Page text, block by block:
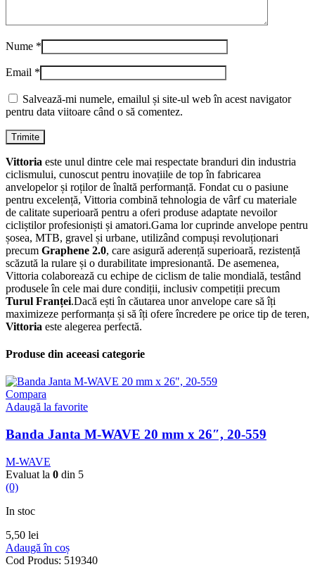
Nume *
Email *
Salvează-mi numele, emailul și site-ul web în acest navigator
pentru data viitoare când o să comentez.
Vittoria este unul dintre cele mai respectate branduri din industria
ciclismului, cunoscut pentru inovațiile de top în fabricarea
anvelopelor și roților de înaltă performanță. Fondat cu o pasiune
pentru excelență, Vittoria combină tehnologia de vârf cu materiale
de calitate superioară pentru a oferi produse adaptate nevoilor
cicliștilor profesioniști și amatori.Gama lor cuprinde anvelope pentru
șosea, MTB, gravel și urbane, utilizând compuși revoluționari
precum Graphene 2.0, care asigură aderență superioară, rezistență
scăzută la rulare și o durabilitate impresionantă. De asemenea,
Vittoria colaborează cu echipe de ciclism de talie mondială, testând
produsele în cele mai dure condiții, inclusiv competiții precum
Turul Franței.Dacă ești în căutarea unor anvelope care să îți
maximizeze performanța și să îți ofere încredere pe orice tip de teren,
Vittoria este alegerea perfectă.
Produse din aceeasi categorie
Compara
Adaugă la favorite
Banda Janta M-WAVE 20 mm x 26″, 20-559
M-WAVE
Evaluat la 0 din 5
(0)
In stoc
5,50 lei
Adaugă în coș
Cod Produs: 519340